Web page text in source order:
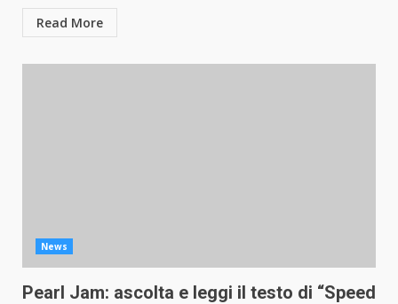
Read More
News
Pearl Jam: ascolta e leggi il testo di “Speed